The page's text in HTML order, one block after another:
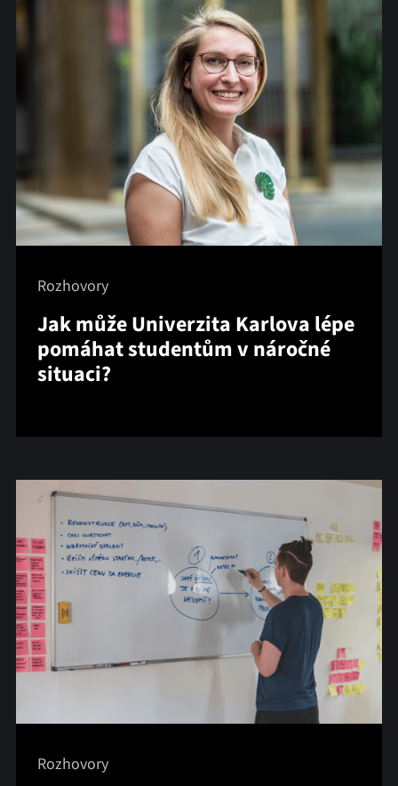
Rozhovory
Jak může Univerzita Karlova lépe
pomáhat studentům v náročné
situaci?
Rozhovory